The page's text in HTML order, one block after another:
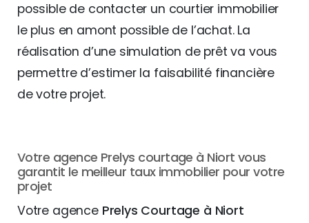
possible de contacter un courtier immobilier
le plus en amont possible de l’achat. La
réalisation d’une simulation de prêt va vous
permettre d’estimer la faisabilité financière
de votre projet.
Votre agence Prelys courtage à Niort vous
garantit le meilleur taux immobilier pour votre
projet
Votre agence Prelys Courtage à Niort